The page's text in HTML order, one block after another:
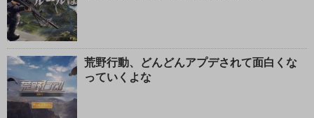
荒野行動、どんどんアプデされて面白くな
っていくよな